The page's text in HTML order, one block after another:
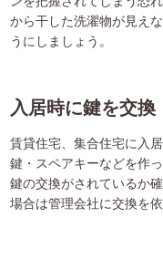
から干した洗濯物が見え
うにしましょう。
入居時に鍵を交換
賃貸住宅、集合住宅に入
鍵・スペアキーなどを作
鍵の交換がされているか
場合は管理会社に交換を